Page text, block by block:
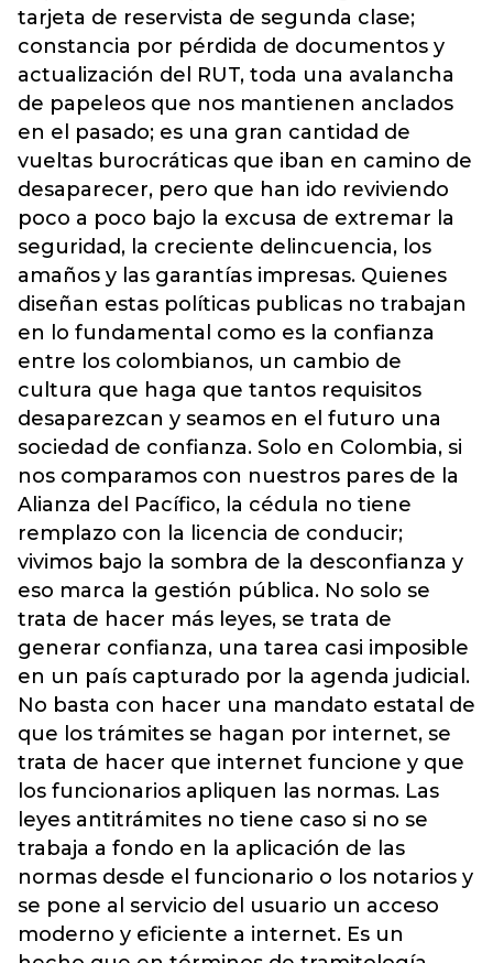
tarjeta de reservista de segunda clase;
constancia por pérdida de documentos y
actualización del RUT, toda una avalancha
de papeleos que nos mantienen anclados
en el pasado; es una gran cantidad de
vueltas burocráticas que iban en camino de
desaparecer, pero que han ido reviviendo
poco a poco bajo la excusa de extremar la
seguridad, la creciente delincuencia, los
amaños y las garantías impresas. Quienes
diseñan estas políticas publicas no trabajan
en lo fundamental como es la confianza
entre los colombianos, un cambio de
cultura que haga que tantos requisitos
desaparezcan y seamos en el futuro una
sociedad de confianza. Solo en Colombia, si
nos comparamos con nuestros pares de la
Alianza del Pacífico, la cédula no tiene
remplazo con la licencia de conducir;
vivimos bajo la sombra de la desconfianza y
eso marca la gestión pública. No solo se
trata de hacer más leyes, se trata de
generar confianza, una tarea casi imposible
en un país capturado por la agenda judicial.
No basta con hacer una mandato estatal de
que los trámites se hagan por internet, se
trata de hacer que internet funcione y que
los funcionarios apliquen las normas. Las
leyes antitrámites no tiene caso si no se
trabaja a fondo en la aplicación de las
normas desde el funcionario o los notarios y
se pone al servicio del usuario un acceso
moderno y eficiente a internet. Es un